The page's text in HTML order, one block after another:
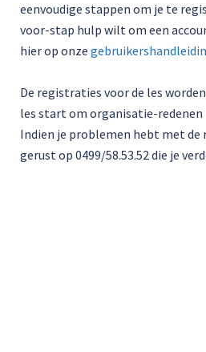
eenvoudige stappen om je te
voor-stap hulp wilt om een
hier op onze
De registraties voor de les
les start om organisatie-redenen
Indien je problemen hebt met de
gerust op 0499/58.53.52 die je